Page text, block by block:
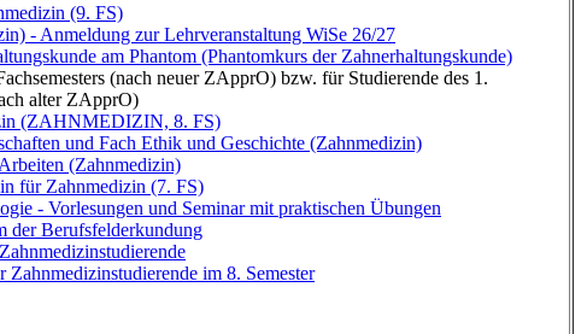
(9. FS)
- Anmeldung zur Lehrveranstaltung WiSe 26/27
am Phantom (Phantomkurs der Zahnerhaltungskunde)
(nach neuer ZApprO) bzw. für Studierende des 1.
alter ZApprO)
(ZAHNMEDIZIN, 8. FS)
und Fach Ethik und Geschichte (Zahnmedizin)
(Zahnmedizin)
für Zahnmedizin (7. FS)
- Vorlesungen und Seminar mit praktischen Übungen
der Berufsfelderkundung
im 8. Semester